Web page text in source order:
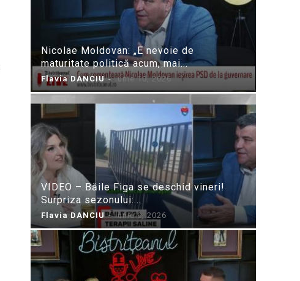
Nicolae Moldovan: „E nevoie de
maturitate politică acum, mai...
Flavia DANCIU - iunie 10, 2026
VIDEO – Băile Figa se deschid vineri!
Surpriza sezonului:...
Flavia DANCIU - iunie 9, 2026